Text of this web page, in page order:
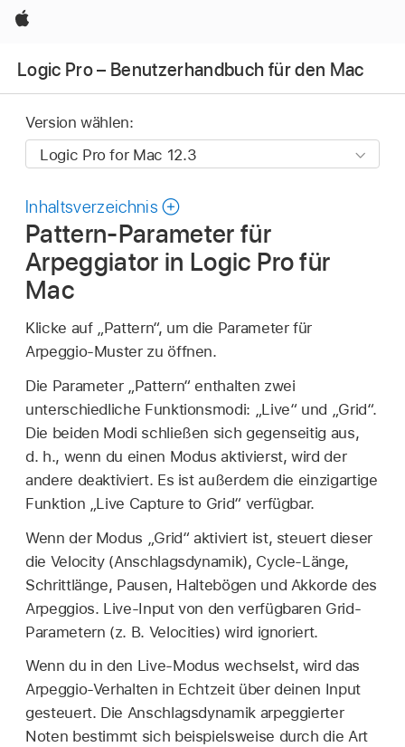
Apple
Logic Pro – Benutzerhandbuch für den Mac
Version wählen:
Inhaltsverzeichnis
Pattern-Parameter für
Arpeggiator in Logic Pro für
Mac
Klicke auf „Pattern“, um die Parameter für
Arpeggio-Muster zu öffnen.
Die Parameter „Pattern“ enthalten zwei
unterschiedliche Funktionsmodi: „Live“ und „Grid“.
Die beiden Modi schließen sich gegenseitig aus,
d. h., wenn du einen Modus aktivierst, wird der
andere deaktiviert. Es ist außerdem die einzigartige
Funktion „Live Capture to Grid“ verfügbar.
Wenn der Modus „Grid“ aktiviert ist, steuert dieser
die Velocity (Anschlagsdynamik), Cycle-Länge,
Schrittlänge, Pausen, Haltebögen und Akkorde des
Arpeggios. Live-Input von den verfügbaren Grid-
Parametern (z. B. Velocities) wird ignoriert.
Wenn du in den Live-Modus wechselst, wird das
Arpeggio-Verhalten in Echtzeit über deinen Input
gesteuert. Die Anschlagsdynamik arpeggierter
Noten bestimmt sich beispielsweise durch die Art